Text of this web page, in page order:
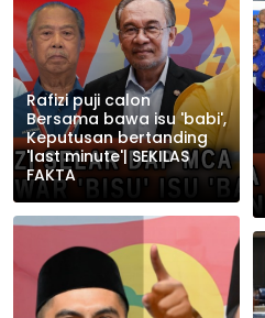
Rafizi puji calon
Bersama bawa isu 'babi',
Keputusan bertanding
'last minute'| SEKILAS
FAKTA